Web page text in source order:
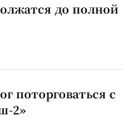
до полной
поторговаться с
2»